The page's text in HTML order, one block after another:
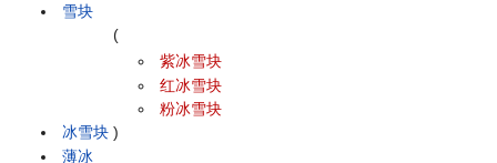
雪块
冰雪块
(
紫冰雪块
红冰雪块
粉冰雪块
)
薄冰